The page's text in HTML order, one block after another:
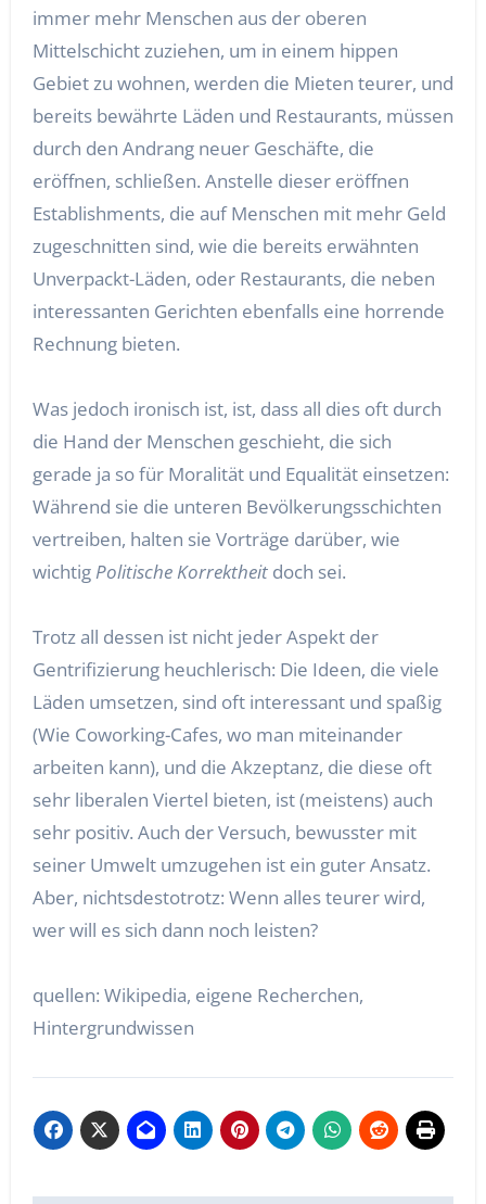
immer mehr Menschen aus der oberen
Mittelschicht zuziehen, um in einem hippen
Gebiet zu wohnen, werden die Mieten teurer, und
bereits bewährte Läden und Restaurants, müssen
durch den Andrang neuer Geschäfte, die
eröffnen, schließen. Anstelle dieser eröffnen
Establishments, die auf Menschen mit mehr Geld
zugeschnitten sind, wie die bereits erwähnten
Unverpackt-Läden, oder Restaurants, die neben
interessanten Gerichten ebenfalls eine horrende
Rechnung bieten.
Was jedoch ironisch ist, ist, dass all dies oft durch
die Hand der Menschen geschieht, die sich
gerade ja so für Moralität und Equalität einsetzen:
Während sie die unteren Bevölkerungsschichten
vertreiben, halten sie Vorträge darüber, wie
wichtigPolitische Korrektheitdoch sei.
Trotz all dessen ist nicht jeder Aspekt der
Gentrifizierung heuchlerisch: Die Ideen, die viele
Läden umsetzen, sind oft interessant und spaßig
(Wie Coworking-Cafes, wo man miteinander
arbeiten kann), und die Akzeptanz, die diese oft
sehr liberalen Viertel bieten, ist (meistens) auch
sehr positiv. Auch der Versuch, bewusster mit
seiner Umwelt umzugehen ist ein guter Ansatz.
Aber, nichtsdestotrotz: Wenn alles teurer wird,
wer will es sich dann noch leisten?
quellen: Wikipedia, eigene Recherchen,
Hintergrundwissen